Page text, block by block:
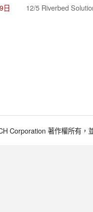
日 12/5 Riverbed
Corporation 著作權所有